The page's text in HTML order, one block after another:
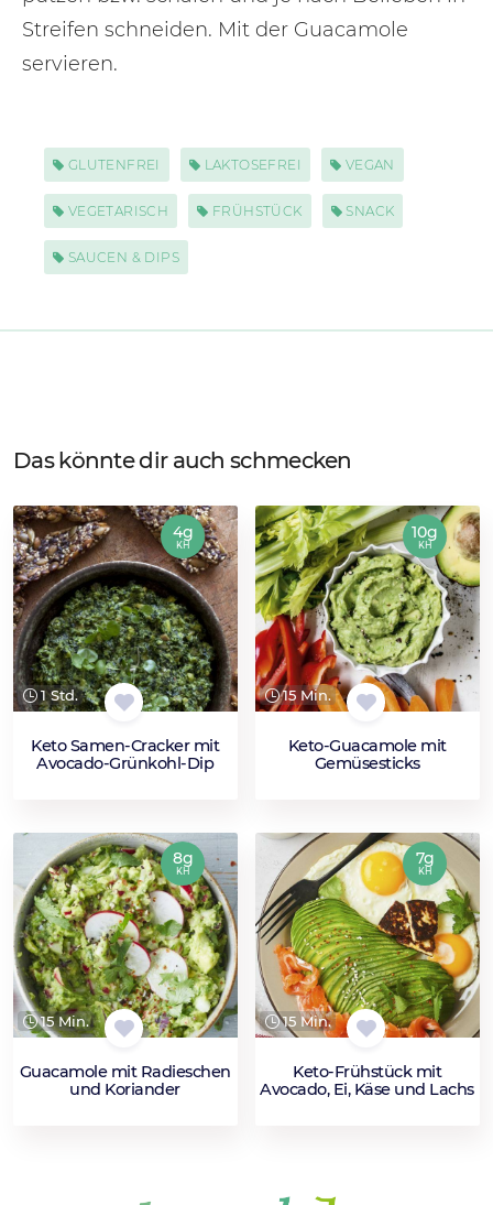
Streifen schneiden. Mit der Guacamole
servieren.
GLUTENFREI LAKTOSEFREI VEGAN
VEGETARISCH FRÜHSTÜCK SNACK
SAUCEN & DIPS
Das könnte dir auch schmecken
1 Std.
Keto Samen-Cracker mit
Avocado-Grünkohl-Dip
4g
KH
15 Min.
Keto-Guacamole mit
Gemüsesticks
10g
KH
15 Min.
Guacamole mit Radieschen
und Koriander
8g
KH
15 Min.
Keto-Frühstück mit
Avocado, Ei, Käse und Lachs
7g
KH